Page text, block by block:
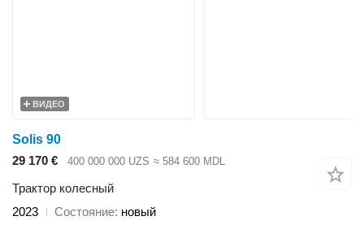
ВИДЕО
Solis 90
29 170 €
400 000 000 UZS ≈ 584 600 MDL
Трактор колесный
2023
Состояние новый